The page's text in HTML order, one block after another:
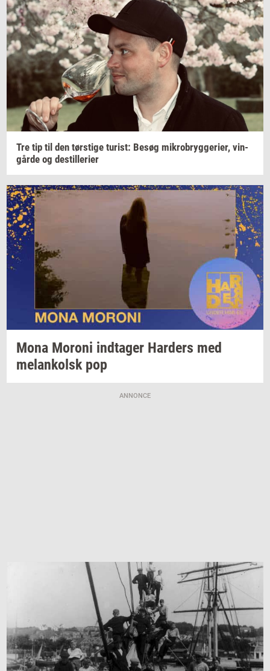
Tre tip til den tørsti­ge turist: Besøg mi­kro­bryg­ge­ri­er, vin­
går­de og destil­le­ri­er
Mona Mor­o­ni ind­ta­ger Har­ders med
melan­kolskpop
ANNONCE